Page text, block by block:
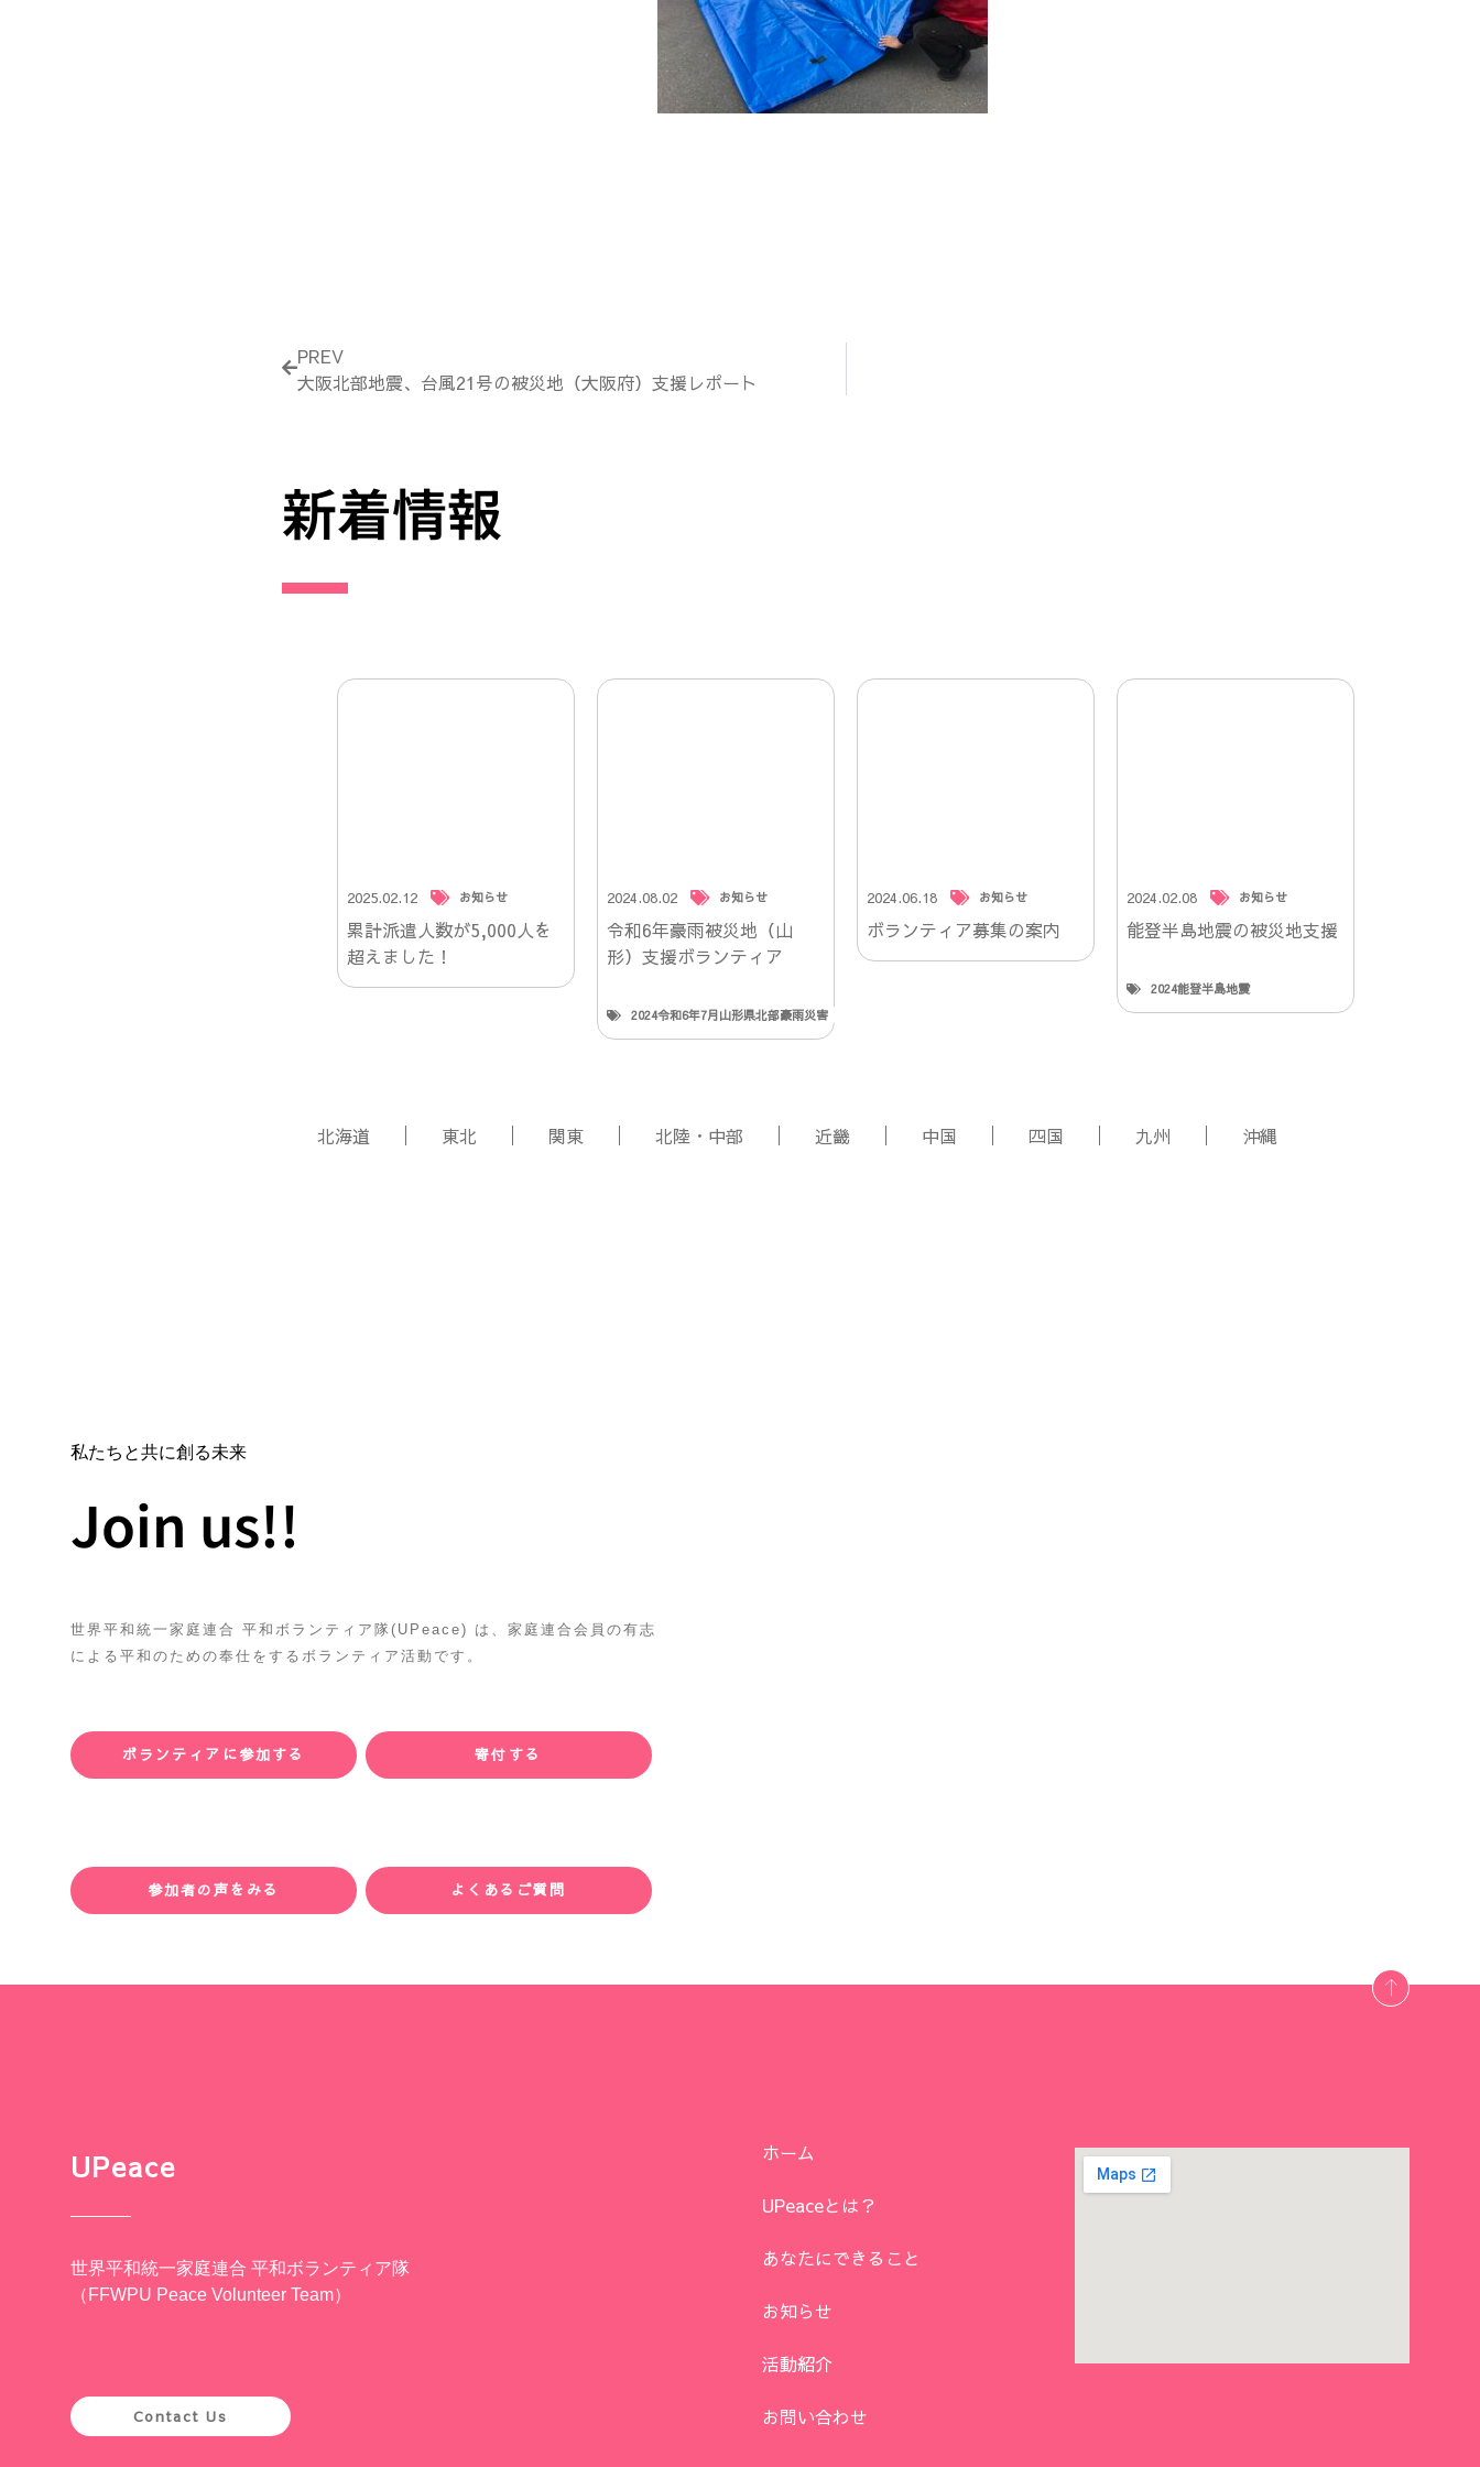
PREV
大阪北部地震、台風21号の被災地（大阪府）支援レポート
新着情報
2025.02.12 お知らせ
累計派遣人数が5,000人を
超えました！
2024.08.02 お知らせ
令和6年豪雨被災地（山
形）支援ボランティア
2024令和6年7月山形県北部豪雨災害
2024.06.18 お知らせ
ボランティア募集の案内
2024.02.08 お知らせ
能登半島地震の被災地支援
2024能登半島地震
北海道 東北 関東 北陸・中部 近畿 中国 四国 九州 沖縄
私たちと共に創る未来
Join us!!
世界平和統一家庭連合 平和ボランティア隊(UPeace) は、家庭連合会員の有志
による平和のための奉仕をするボランティア活動です。
ボランティアに参加する 寄付する
参加者の声をみる よくあるご質問
UPeace
世界平和統一家庭連合 平和ボランティア隊
（FFWPU Peace Volunteer Team）
Contact Us
ホーム
UPeaceとは？
あなたにできること
お知らせ
活動紹介
お問い合わせ